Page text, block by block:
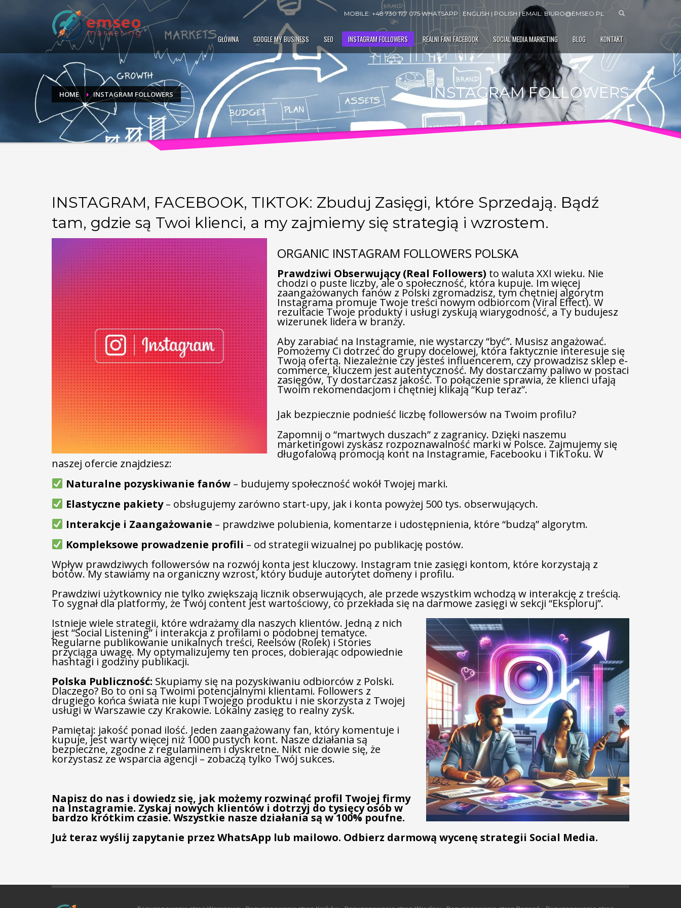
MOBILE: +48 730 177 075 WHATSAPP : ENGLISH | POLISH | EMAIL:BIURO@EMSEO.PL
GŁÓWNA GOOGLE MY BUSINESS SEO INSTAGRAM FOLLOWERS REALNI FANI FACEBOOK SOCIAL MEDIA MARKETING BLOG KONTAKT
HOME INSTAGRAM FOLLOWERS INSTAGRAM FOLLOWERS
INSTAGRAM, FACEBOOK, TIKTOK: Zbuduj Zasięgi, które Sprzedają. Bądź
tam, gdzie są Twoi klienci, a my zajmiemy się strategią i wzrostem.
ORGANIC INSTAGRAM FOLLOWERS POLSKA
Prawdziwi Obserwujący (Real Followers) to waluta XXI wieku. Nie
chodzi o puste liczby, ale o społeczność, która kupuje. Im więcej
zaangażowanych fanów z Polski zgromadzisz, tym chętniej algorytm
Instagrama promuje Twoje treści nowym odbiorcom (Viral Effect). W
rezultacie Twoje produkty i usługi zyskują wiarygodność, a Ty budujesz
wizerunek lidera w branży.
Aby zarabiać na Instagramie, nie wystarczy “być”. Musisz angażować.
Pomożemy Ci dotrzeć do grupy docelowej, która faktycznie interesuje się
Twoją ofertą. Niezależnie czy jesteś influencerem, czy prowadzisz sklep e-
commerce, kluczem jest autentyczność. My dostarczamy paliwo w postaci
zasięgów, Ty dostarczasz jakość. To połączenie sprawia, że klienci ufają
Twoim rekomendacjom i chętniej klikają “Kup teraz”.
Jak bezpiecznie podnieść liczbę followersów na Twoim profilu?
Zapomnij o “martwych duszach” z zagranicy. Dzięki naszemu
marketingowi zyskasz rozpoznawalność marki w Polsce. Zajmujemy się
długofalową promocją kont na Instagramie, Facebooku i TikToku. W
naszej ofercie znajdziesz:
Naturalne pozyskiwanie fanów– budujemy społeczność wokół Twojej marki.
Elastyczne pakiety– obsługujemy zarówno start-upy, jak i konta powyżej 500 tys. obserwujących.
Interakcje i Zaangażowanie – prawdziwe polubienia, komentarze i udostępnienia, które “budzą” algorytm.
Kompleksowe prowadzenie profili – od strategii wizualnej po publikację postów.
Wpływ prawdziwych followersów na rozwój konta jest kluczowy. Instagram tnie zasięgi kontom, które korzystają z
botów. My stawiamy na organiczny wzrost, który buduje autorytet domeny i profilu.
Prawdziwi użytkownicy nie tylko zwiększają licznik obserwujących, ale przede wszystkim wchodzą w interakcję z treścią.
To sygnał dla platformy, że Twój content jest wartościowy, co przekłada się na darmowe zasięgi w sekcji “Eksploruj”.
Istnieje wiele strategii, które wdrażamy dla naszych klientów. Jedną z nich
jest “Social Listening” i interakcja z profilami o podobnej tematyce.
Regularne publikowanie unikalnych treści, Reelsów (Rolek) i Stories
przyciąga uwagę. My optymalizujemy ten proces, dobierając odpowiednie
hashtagi i godziny publikacji.
Polska Publiczność: Skupiamy się na pozyskiwaniu odbiorców z Polski.
Dlaczego? Bo to oni są Twoimi potencjalnymi klientami. Followers z
drugiego końca świata nie kupi Twojego produktu i nie skorzysta z Twojej
usługi w Warszawie czy Krakowie. Lokalny zasięg to realny zysk.
Pamiętaj: jakość ponad ilość. Jeden zaangażowany fan, który komentuje i
kupuje, jest warty więcej niż 1000 pustych kont. Nasze działania są
bezpieczne, zgodne z regulaminem i dyskretne. Nikt nie dowie się, że
korzystasz ze wsparcia agencji – zobaczą tylko Twój sukces.
Napisz do nas i dowiedz się, jak możemy rozwinąć profil Twojej firmy
na Instagramie. Zyskaj nowych klientów i dotrzyj do tysięcy osób w
bardzo krótkim czasie. Wszystkie nasze działania są w 100% poufne.
Już teraz wyślij zapytanie przez WhatsApp lub mailowo. Odbierz darmową wycenę strategii Social Media.